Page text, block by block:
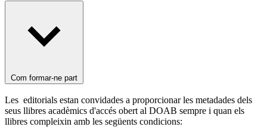
Com formar-ne part
Les editorials estan convidades a proporcionar les metadades dels
seus llibres acadèmics d'accés obert al DOAB sempre i quan els
llibres compleixin amb les següents condicions: